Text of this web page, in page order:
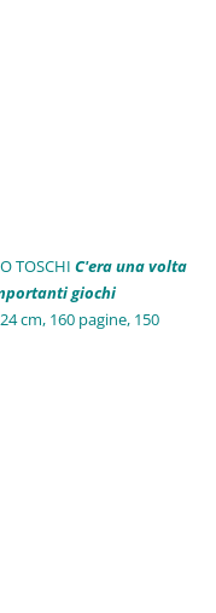
TOSCHIC'era una volta
giochi
cm, 160 pagine, 150